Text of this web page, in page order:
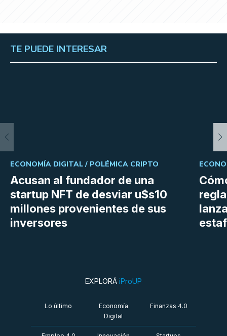
TE PUEDE INTERESAR
Acusan al fundador de una
startup NFT de desviar u$s10
millones provenientes de sus
inversores
ECONOMÍA DIGITAL / POLÉMICA CRIPTO
EXPLORÁ iProUP
Lo último
Economía
Digital
Finanzas 4.0